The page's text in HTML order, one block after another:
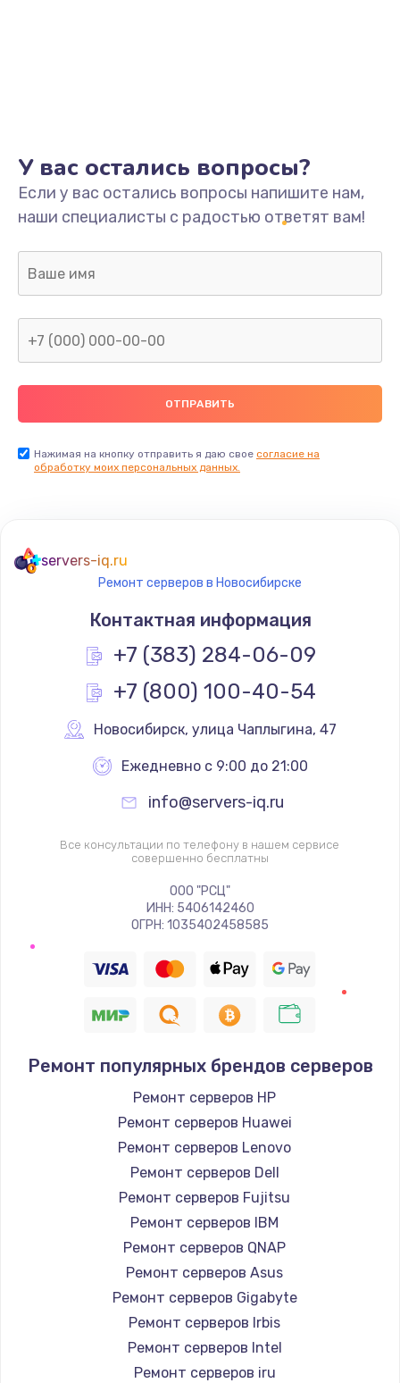
У вас остались вопросы?
Если у вас остались вопросы напишите нам,
наши специалисты с радостью ответят вам!
Нажимая на кнопку отправить я даю свое согласие на
обработку моих персональных данных.
servers-iq.ru
Ремонт серверов в Новосибирске
Контактная информация
+7 (383) 284-06-09
+7 (800) 100-40-54
Новосибирск, улица Чаплыгина, 47
Ежедневно с 9:00 до 21:00
info@servers-iq.ru
Все консультации по телефону в нашем сервисе
совершенно бесплатны
ООО "РСЦ"
ИНН: 5406142460
ОГРН: 1035402458585
Ремонт популярных брендов серверов
Ремонт серверов HP
Ремонт серверов Huawei
Ремонт серверов Lenovo
Ремонт серверов Dell
Ремонт серверов Fujitsu
Ремонт серверов IBM
Ремонт серверов QNAP
Ремонт серверов Asus
Ремонт серверов Gigabyte
Ремонт серверов Irbis
Ремонт серверов Intel
Ремонт серверов iru